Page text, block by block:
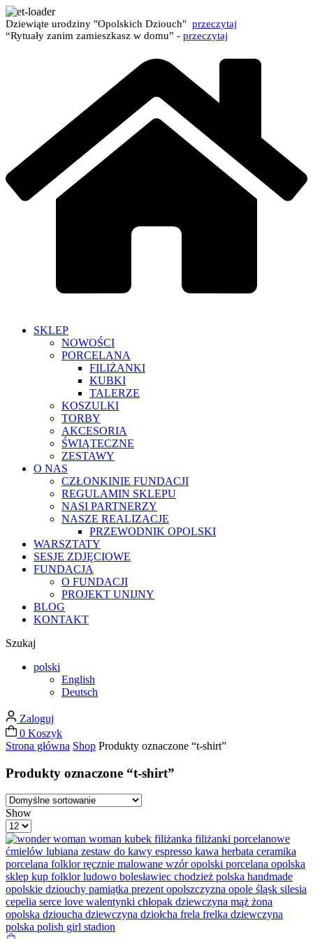
Dziewiąte urodziny "Opolskich Dziouch" przeczytaj
“Rytuały zanim zamieszkasz w domu” - przeczytaj
SKLEP
NOWOŚCI
PORCELANA
FILIŻANKI
KUBKI
TALERZE
KOSZULKI
TORBY
AKCESORIA
ŚWIĄTECZNE
ZESTAWY
O NAS
CZŁONKINIE FUNDACJI
REGULAMIN SKLEPU
NASI PARTNERZY
NASZE REALIZACJE
PRZEWODNIK OPOLSKI
WARSZTATY
SESJE ZDJĘCIOWE
FUNDACJA
O FUNDACJI
PROJEKT UNIJNY
BLOG
KONTAKT
Szukaj
polski
English
Deutsch
Zaloguj
0 Koszyk
Strona główna Shop Produkty oznaczone “t-shirt”
Produkty oznaczone “t-shirt”
4
columns
grid
2
columns
list
Show
Products
per
page